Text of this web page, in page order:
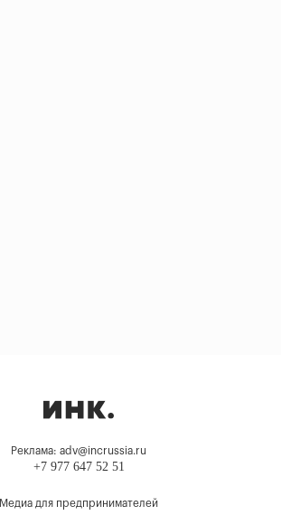
Реклама: adv@incrussia.ru
+7 977 647 52 51
Медиа для предпринимателей